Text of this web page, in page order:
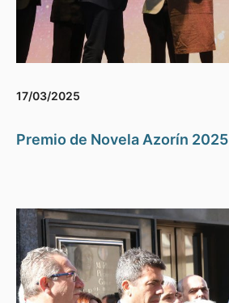
17/03/2025
Premio de Novela Azorín 2025